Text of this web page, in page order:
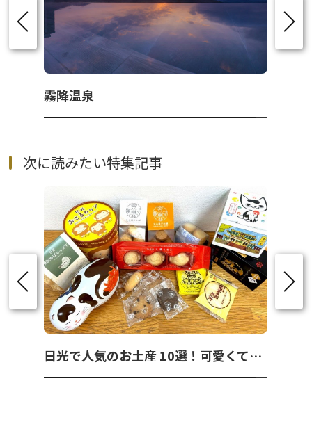
霧降温泉
次に読みたい特集記事
日光で人気のお土産 10選！可愛くて美味しいお菓子を紹介！